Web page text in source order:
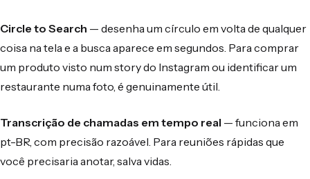
Circle to Search — desenha um círculo em volta de qualquer
coisa na tela e a busca aparece em segundos. Para comprar
um produto visto num story do Instagram ou identificar um
restaurante numa foto, é genuinamente útil.
Transcrição de chamadas em tempo real — funciona em
pt-BR, com precisão razoável. Para reuniões rápidas que
você precisaria anotar, salva vidas.